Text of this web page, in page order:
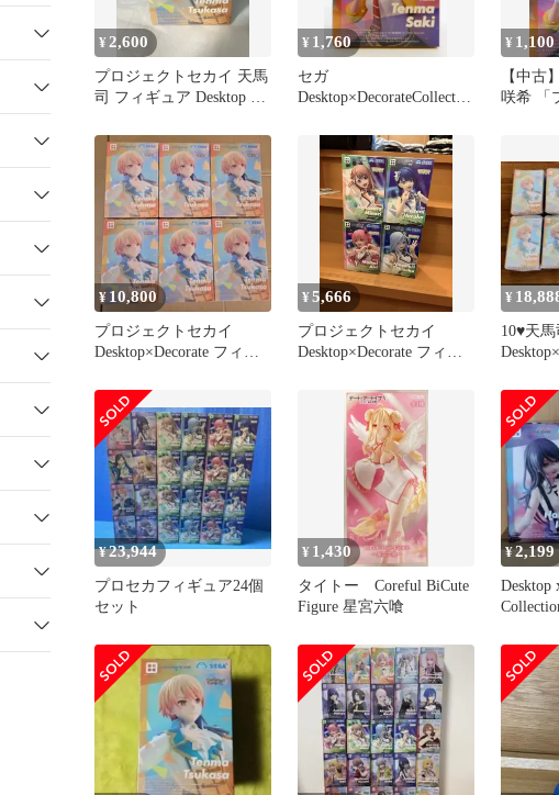
¥ 2,600
プロジェクトセカイ 天馬
司 フィギュア Desktop x
¥ 1,760
セガ
Desktop×DecorateCollectio
ラフルステージ!feat.初音
ミク 天馬咲希
¥ 1,100
【中古
咲希 「
¥ 10,800
プロジェクトセカイ
Desktop×Decorate フィギ
¥5,666
プロジェクトセカイ
Desktop×Decorate フィギ
¥
10♥天
¥23,944
プロセカフィギュア24個
セット
¥ 1,430
タイトー Coreful BiCute
Figure 星宮六喰
¥2,199
Desktop